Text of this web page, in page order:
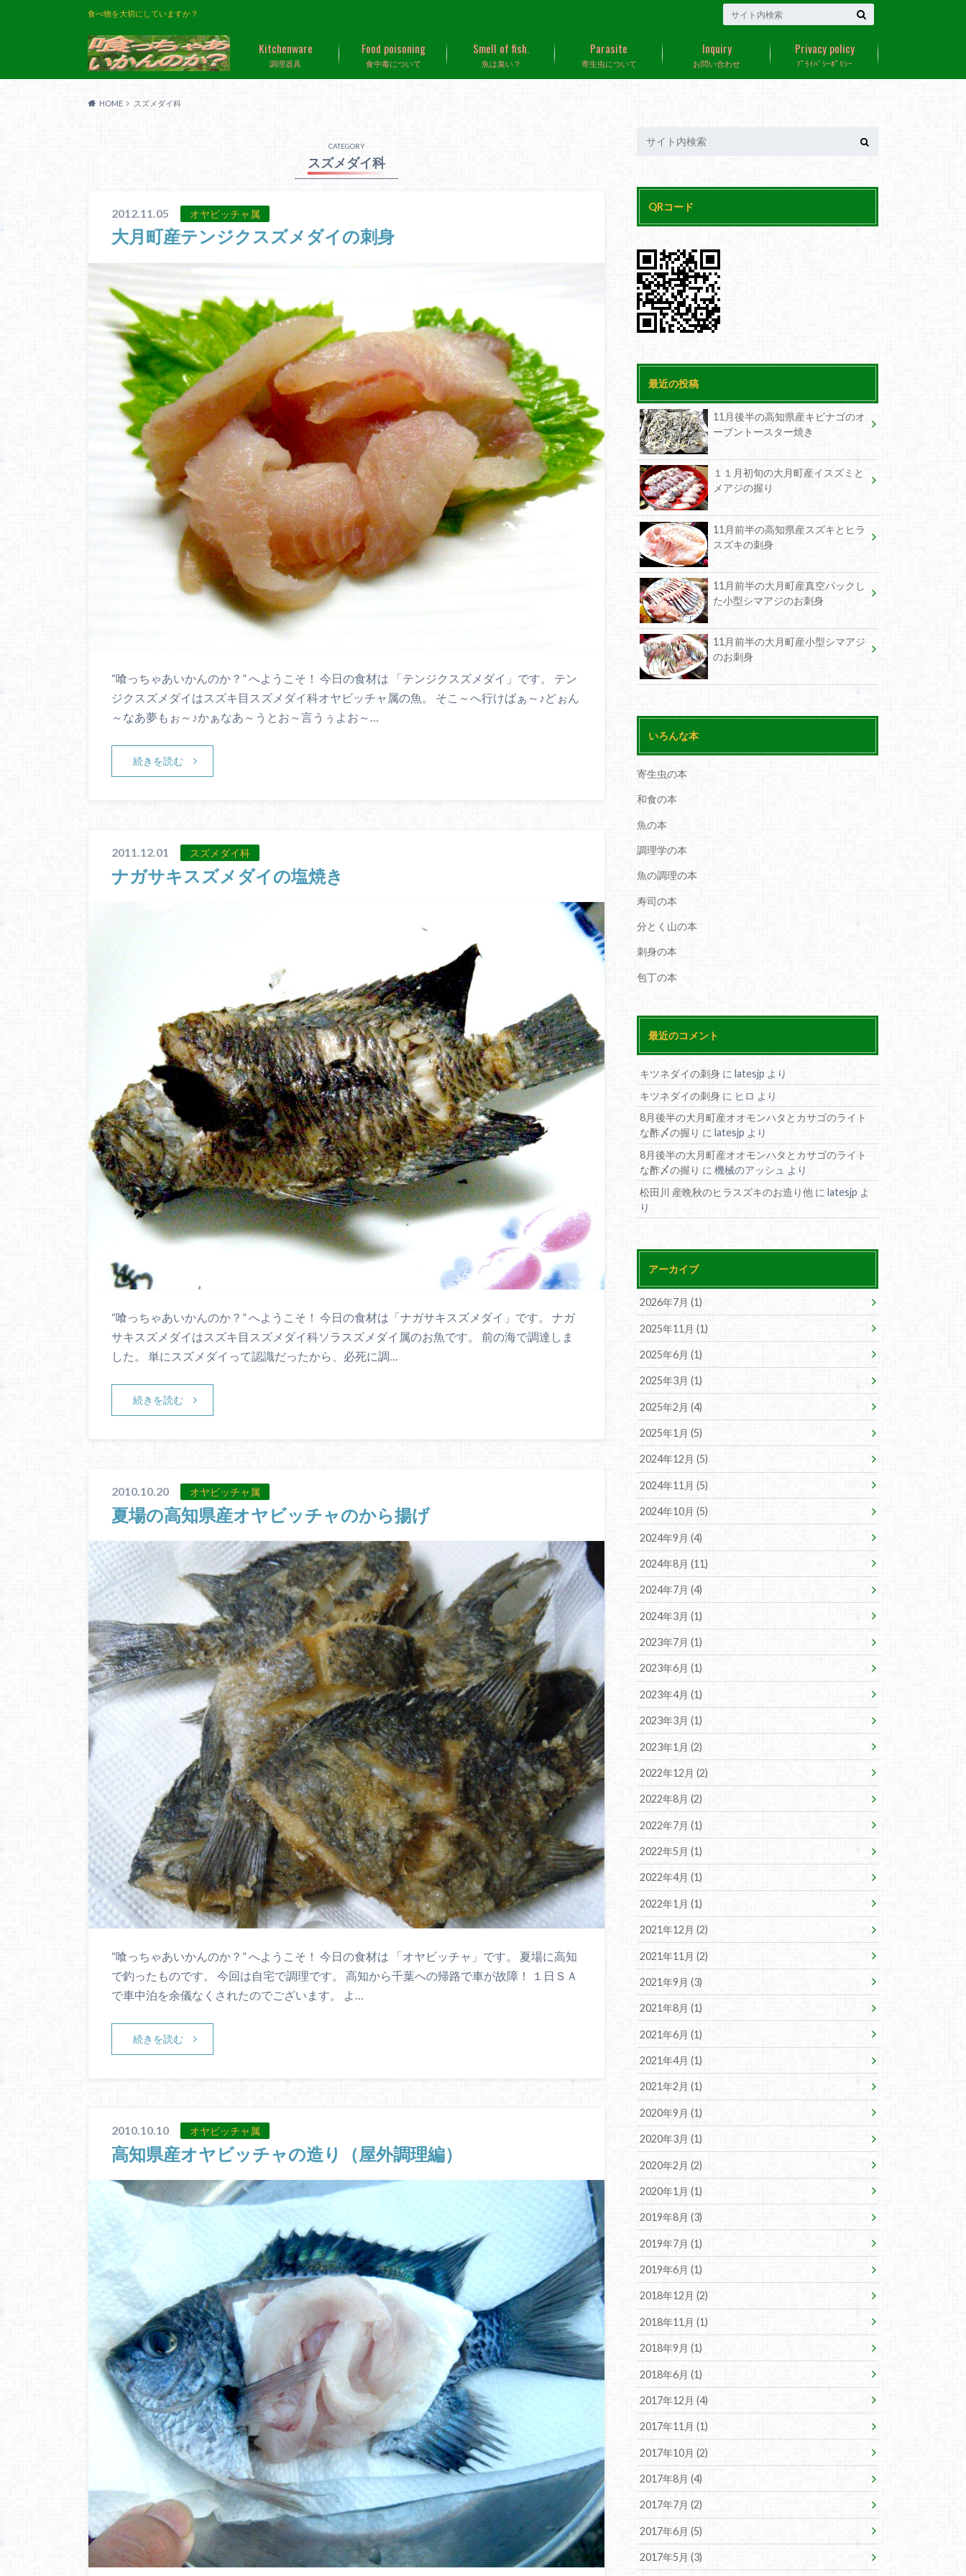
食べ物を大切にしていますか？
調理器具
Kitchenware
食中毒について
Food poisoning
魚は臭い？
Smell of fish.
寄生虫について
Parasite
お問い合わせ
Inquiry
ﾌﾟﾗｲﾊﾞｼｰﾎﾟﾘｼｰ
Privacy policy
HOME スズメダイ科
CATEGORY
スズメダイ科
2012.11.05 オヤビッチャ属
大月町産テンジクスズメダイの刺身
“喰っちゃあいかんのか？” へようこそ！ 今日の食材は 「テンジクスズメダイ」です。 テン
ジクスズメダイはスズキ目スズメダイ科オヤビッチャ属の魚。 そこ～へ行けばぁ～♪どぉん
～なあ夢もぉ～♪かぁなあ～うとお～言うぅよお～…
続きを読む
2011.12.01 スズメダイ科
ナガサキスズメダイの塩焼き
“喰っちゃあいかんのか？” へようこそ！ 今日の食材は「ナガサキスズメダイ」です。 ナガ
サキスズメダイはスズキ目スズメダイ科ソラスズメダイ属のお魚です。 前の海で調達しま
した。 単にスズメダイって認識だったから、必死に調…
続きを読む
2010.10.20 オヤビッチャ属
夏場の高知県産オヤビッチャのから揚げ
“喰っちゃあいかんのか？” へようこそ！ 今日の食材は 「オヤビッチャ」です。 夏場に高知
で釣ったものです。 今回は自宅で調理です。 高知から千葉への帰路で車が故障！ １日ＳＡ
で車中泊を余儀なくされたのでございます。 よ…
続きを読む
2010.10.10 オヤビッチャ属
高知県産オヤビッチャの造り（屋外調理編）
QRコード
最近の投稿
11月後半の高知県産キビナゴのオ
ーブントースター焼き
１１月初旬の大月町産イスズミと
メアジの握り
11月前半の高知県産スズキとヒラ
スズキの刺身
11月前半の大月町産真空パックし
た小型シマアジのお刺身
11月前半の大月町産小型シマアジ
のお刺身
いろんな本
寄生虫の本
和食の本
魚の本
調理学の本
魚の調理の本
寿司の本
分とく山の本
刺身の本
包丁の本
最近のコメント
キツネダイの刺身 にlatesjp より
キツネダイの刺身 に ヒロ より
8月後半の大月町産オオモンハタとカサゴのライト
な酢〆の握り にlatesjp より
8月後半の大月町産オオモンハタとカサゴのライト
な酢〆の握り に機械のアッシュ より
松田川 産晩秋のヒラスズキのお造り他 にlatesjp よ
り
アーカイブ
2026年7月 (1)
2025年11月 (1)
2025年6月 (1)
2025年3月 (1)
2025年2月 (4)
2025年1月 (5)
2024年12月 (5)
2024年11月 (5)
2024年10月 (5)
2024年9月 (4)
2024年8月 (11)
2024年7月 (4)
2024年3月 (1)
2023年7月 (1)
2023年6月 (1)
2023年4月 (1)
2023年3月 (1)
2023年1月 (2)
2022年12月 (2)
2022年8月 (2)
2022年7月 (1)
2022年5月 (1)
2022年4月 (1)
2022年1月 (1)
2021年12月 (2)
2021年11月 (2)
2021年9月 (3)
2021年8月 (1)
2021年6月 (1)
2021年4月 (1)
2021年2月 (1)
2020年9月 (1)
2020年3月 (1)
2020年2月 (2)
2020年1月 (1)
2019年8月 (3)
2019年7月 (1)
2019年6月 (1)
2018年12月 (2)
2018年11月 (1)
2018年9月 (1)
2018年6月 (1)
2017年12月 (4)
2017年11月 (1)
2017年10月 (2)
2017年8月 (4)
2017年7月 (2)
2017年6月 (5)
2017年5月 (3)